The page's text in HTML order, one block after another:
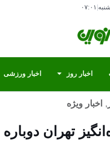
۰۷:۰۱
اخبار روز اخبار ورزشی
, اخبار ویژه
تهران